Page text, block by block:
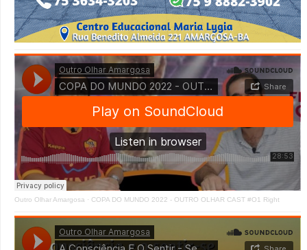
Outro Olhar Amargosa · COPA DO MUNDO 2022 - OUTRO OLHAR CAST #O1 Right